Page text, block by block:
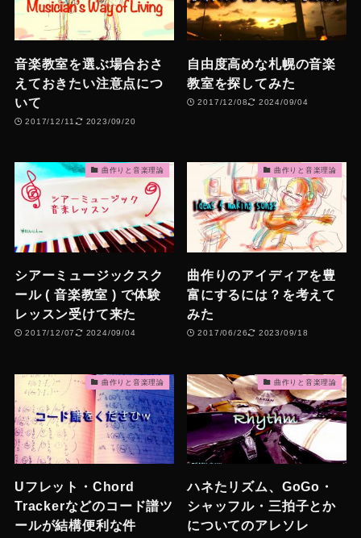
音楽教室を選ぶ場合おさ
えておきたい注意点につ
いて
2017/12/11 2023/09/20
自由度高めな札幌の音楽
教室を探してみた
2017/12/08 2024/09/04
曲作りと音楽理論
シアーミュージックスク
ール ( 音楽教室 ) で体験
レッスン受けて来た
2017/12/07 2024/09/04
曲作りと音楽理論
曲作りのアイディアを豊
富にするには？を考えて
みた
2017/06/26 2023/09/18
曲作りと音楽理論
Uフレット・Chord
Trackerなどのコード譜ツ
ールが結構便利な件
曲作りと音楽理論
ハネたリズム、GoGo・
シャッフル・三拍子とか
についてのアレソレ